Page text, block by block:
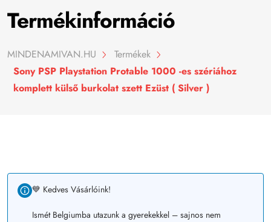
Termékinformáció
MINDENAMIVAN.HU
Termékek
Sony PSP Playstation Protable 1000 -es szériához
komplett külső burkolat szett Ezüst ( Silver )
💙 Kedves Vásárlóink!
Ismét Belgiumba utazunk a gyerekekkel – sajnos nem